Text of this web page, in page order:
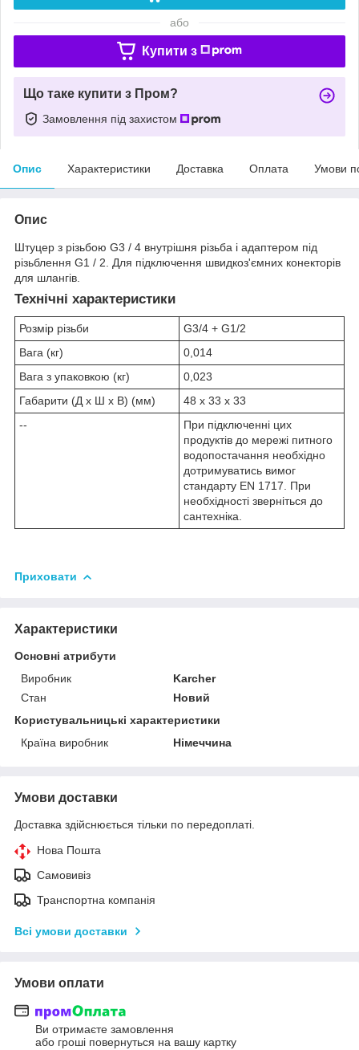
або
Купити з
Що таке купити з Пром?
Замовлення під захистом
Опис Характеристики Доставка Оплата Умови
Опис
Штуцер з різьбою G3 / 4 внутрішня різьба і адаптером під
різьблення G1 / 2. Для підключення швидкоз'ємних конекторів
для шлангів.
Технічні характеристики
Розмір різьби
G3/4 + G1/2
Вага (кг)
0,014
Вага з упаковкою (кг)
0,023
Габарити (Д х Ш х В) (мм)
48 x 33 x 33
--
При підключенні цих
продуктів до мережі питного
водопостачання необхідно
дотримуватись вимог
стандарту EN 1717. При
необхідності зверніться до
сантехніка.
Приховати
Характеристики
Основні атрибути
Виробник
Karcher
Стан
Новий
Користувальницькі характеристики
Країна виробник
Німеччина
Умови доставки
Доставка здійснюється тільки по передоплаті.
Нова Пошта
Самовивіз
Транспортна компанія
Всі умови доставки
Умови оплати
Ви отримаєте замовлення
або гроші повернуться на вашу картку